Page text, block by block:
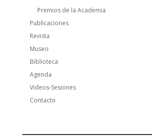
Premios de la Academia
Publicaciones
Revista
Museo
Biblioteca
Agenda
Videos-Sesiones
Contacto